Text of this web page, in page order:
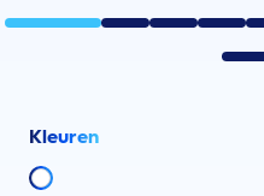
Kleuren